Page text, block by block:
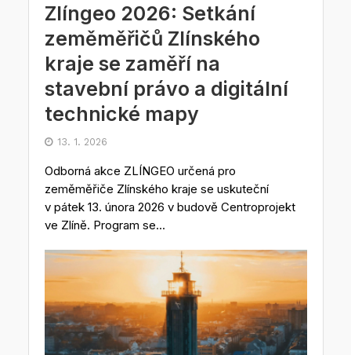
Zlíngeo 2026: Setkání
zeměměřičů Zlínského
kraje se zaměří na
stavební právo a digitální
technické mapy
13. 1. 2026
Odborná akce ZLÍNGEO určená pro
zeměměřiče Zlínského kraje se uskuteční
v pátek 13. února 2026 v budově Centroprojekt
ve Zlíně. Program se...